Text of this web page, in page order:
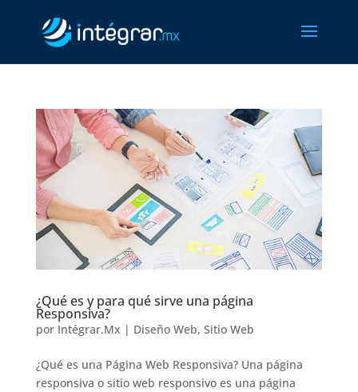
¿Qué es y para qué sirve una página
Responsiva?
por Intégrar.Mx | Diseño Web, Sitio Web
¿Qué es una Página Web Responsiva? Una página
responsiva o sitio web responsivo es una página